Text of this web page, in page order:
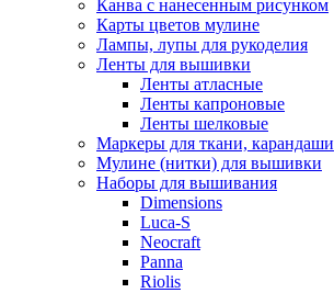
Канва с нанесенным рисунком
Карты цветов мулине
Лампы, лупы для рукоделия
Ленты для вышивки
Ленты атласные
Ленты капроновые
Ленты шелковые
Маркеры для ткани, карандаши
Мулине (нитки) для вышивки
Наборы для вышивания
Dimensions
Luca-S
Neocraft
Panna
Riolis